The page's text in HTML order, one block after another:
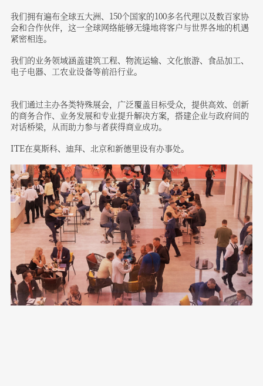
我们拥有遍布全球五大洲、150个国家的100多名代理以及数百家协
会和合作伙伴，这一全球网络能够无缝地将客户与世界各地的机遇
紧密相连。
我们的业务领域涵盖建筑工程、物流运输、文化旅游、食品加工、
电子电器、工农业设备等前沿行业。
我们通过主办各类特殊展会，广泛覆盖目标受众，提供高效、创新
的商务合作、业务发展和专业提升解决方案，搭建企业与政府间的
对话桥梁，从而助力参与者获得商业成功。
ITE在莫斯科、迪拜、北京和新德里设有办事处。